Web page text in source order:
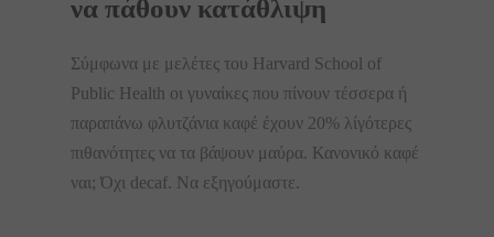
να πάθουν κατάθλιψη
Σύμφωνα με μελέτες του Harvard School of
Public Health οι γυναίκες που πίνουν τέσσερα ή
παραπάνω φλυτζάνια καφέ έχουν 20% λίγότερες
πιθανότητες να τα βάψουν μαύρα. Κανονικό καφέ
ναι; Όχι decaf. Να εξηγούμαστε.